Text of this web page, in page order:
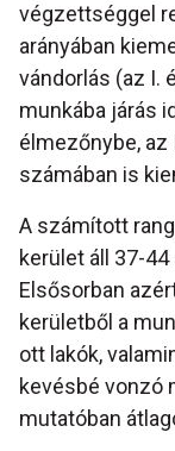
végzettséggel
arányában
vándorlás (az I.
munkába járás
élmezőnybe, az
számában is
A számított
kerület áll 37-
Elsősorban
kerületből a
ott lakók,
kevésbé vonzó
mutatóban